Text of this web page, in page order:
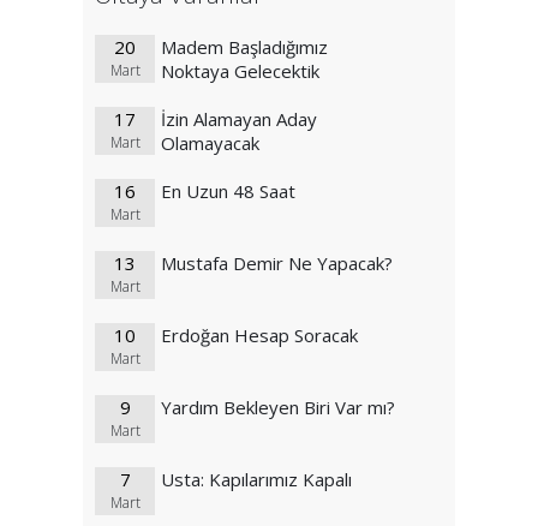
20
Mart
Madem Başladığımız
Noktaya Gelecektik
17
Mart
İzin Alamayan Aday
Olamayacak
16
Mart
En Uzun 48 Saat
13
Mart
Mustafa Demir Ne Yapacak?
10
Mart
Erdoğan Hesap Soracak
9
Mart
Yardım Bekleyen Biri Var mı?
7
Mart
Usta: Kapılarımız Kapalı